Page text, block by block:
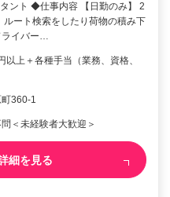
ント ◆仕事内容 【日勤のみ】 2
ート検索をしたり荷物の積み下
ライバー…
上＋各種手当（業務、資格、
360-1
＜未経験者大歓迎＞
細を見る